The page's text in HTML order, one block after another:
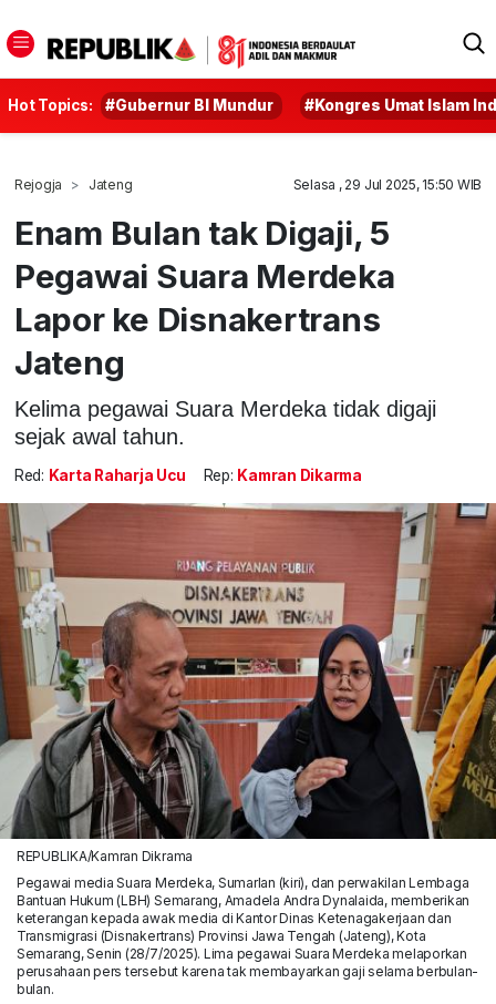
Hot Topics: #Gubernur BI Mundur #Kongres Umat Islam
Rejogja Jateng Selasa , 29 Jul 2025, 15:50 WIB
Enam Bulan tak Digaji, 5
Pegawai Suara Merdeka
Lapor ke Disnakertrans
Jateng
Kelima pegawai Suara Merdeka tidak digaji
sejak awal tahun.
Red: Karta Raharja Ucu Rep: Kamran Dikarma
REPUBLIKA/Kamran Dikrama
Pegawai media Suara Merdeka, Sumarlan (kiri), dan perwakilan Lembaga
Bantuan Hukum (LBH) Semarang, Amadela Andra Dynalaida, memberikan
keterangan kepada awak media di Kantor Dinas Ketenagakerjaan dan
Transmigrasi (Disnakertrans) Provinsi Jawa Tengah (Jateng), Kota
Semarang, Senin (28/7/2025). Lima pegawai Suara Merdeka melaporkan
perusahaan pers tersebut karena tak membayarkan gaji selama berbulan-
bulan.